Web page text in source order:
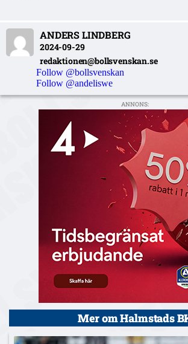
ANDERS LINDBERG
2024-09-29
redaktionen@bollsvenskan.se
Follow @bollsvenskan
Follow @andeliswe
ANNONS:
Mer om Halmstads